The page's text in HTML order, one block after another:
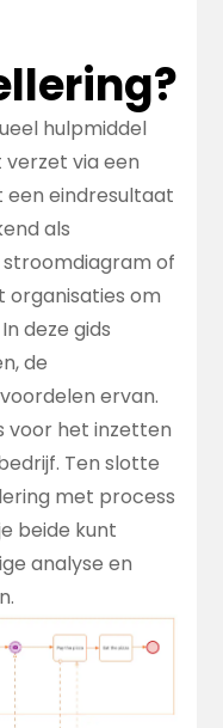
hulpmiddel
via een
een eindresultaat
als
of
om
deze gids
de
ervan.
voor het inzetten
Ten slotte
met process
beide kunt
analyse en